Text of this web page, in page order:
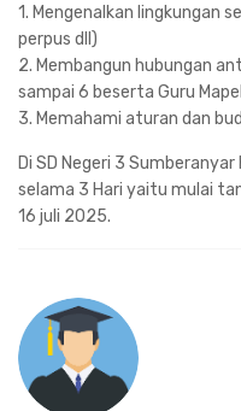
1. Mengenalkan lingkungan
perpus dll)
2. Membangun hubungan
sampai 6 beserta Guru
3. Memahami aturan dan
Di SD Negeri 3
selama 3 Hari yaitu mulai
16 juli 2025.